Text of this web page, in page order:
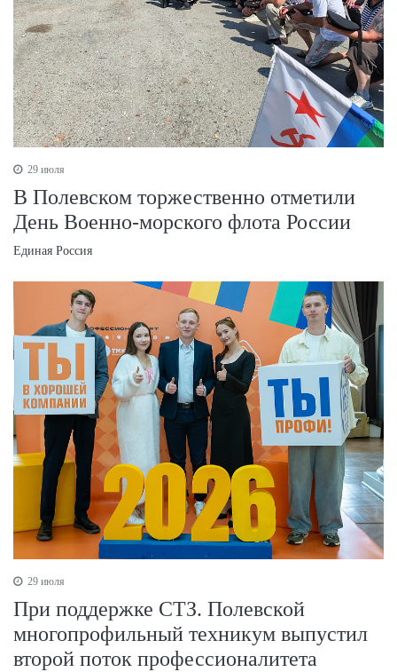
29 июля
В Полевском торжественно отметили
День Военно‑морского флота России
Единая Россия
29 июля
При поддержке СТЗ. Полевской
многопрофильный техникум выпустил
второй поток профессионалитета